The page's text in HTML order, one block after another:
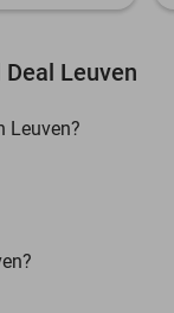
Leuven
Leuven?